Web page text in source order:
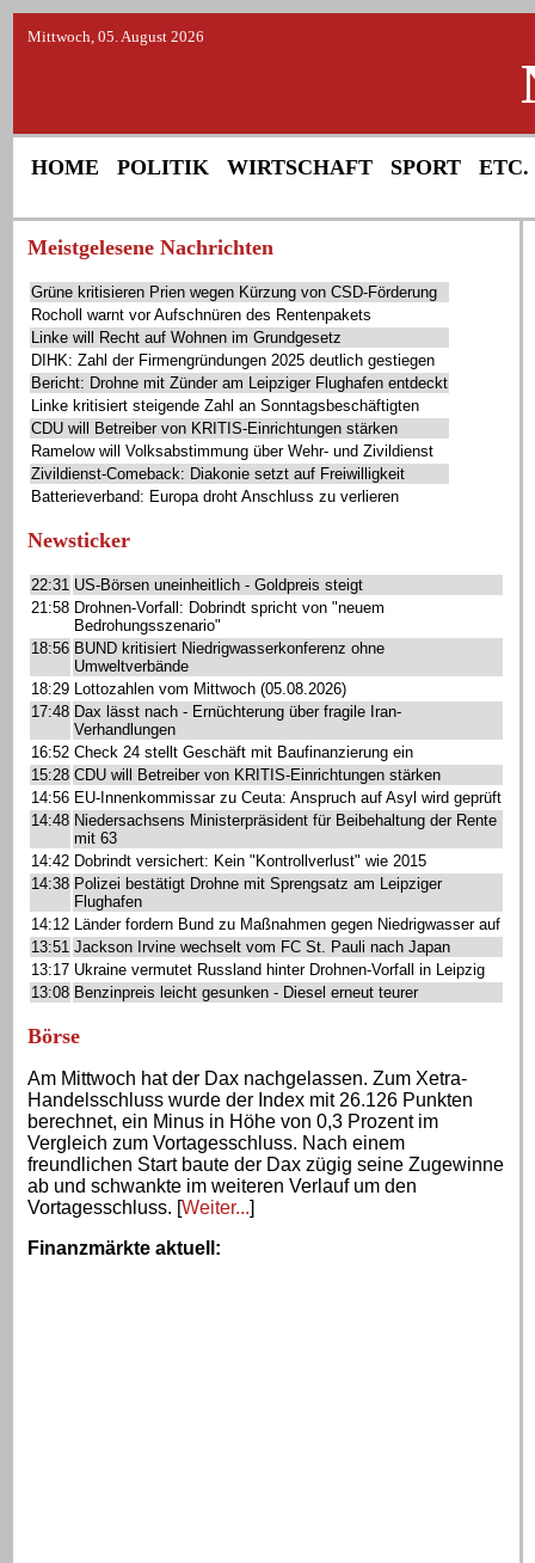
Mittwoch, 05. August 2026
HOME POLITIK WIRTSCHAFT SPORT ETC.
Meistgelesene Nachrichten
Grüne kritisieren Prien wegen Kürzung von CSD-Förderung
Rocholl warnt vor Aufschnüren des Rentenpakets
Linke will Recht auf Wohnen im Grundgesetz
DIHK: Zahl der Firmengründungen 2025 deutlich gestiegen
Bericht: Drohne mit Zünder am Leipziger Flughafen entdeckt
Linke kritisiert steigende Zahl an Sonntagsbeschäftigten
CDU will Betreiber von KRITIS-Einrichtungen stärken
Ramelow will Volksabstimmung über Wehr- und Zivildienst
Zivildienst-Comeback: Diakonie setzt auf Freiwilligkeit
Batterieverband: Europa droht Anschluss zu verlieren
Newsticker
22:31 US-Börsen uneinheitlich - Goldpreis steigt
21:58 Drohnen-Vorfall: Dobrindt spricht von "neuem
Bedrohungsszenario"
18:56 BUND kritisiert Niedrigwasserkonferenz ohne
Umweltverbände
18:29 Lottozahlen vom Mittwoch (05.08.2026)
17:48 Dax lässt nach - Ernüchterung über fragile Iran-
Verhandlungen
16:52 Check 24 stellt Geschäft mit Baufinanzierung ein
15:28 CDU will Betreiber von KRITIS-Einrichtungen stärken
14:56 EU-Innenkommissar zu Ceuta: Anspruch auf Asyl wird geprüft
14:48 Niedersachsens Ministerpräsident für Beibehaltung der Rente
mit 63
14:42 Dobrindt versichert: Kein "Kontrollverlust" wie 2015
14:38 Polizei bestätigt Drohne mit Sprengsatz am Leipziger
Flughafen
14:12 Länder fordern Bund zu Maßnahmen gegen Niedrigwasser auf
13:51 Jackson Irvine wechselt vom FC St. Pauli nach Japan
13:17 Ukraine vermutet Russland hinter Drohnen-Vorfall in Leipzig
13:08 Benzinpreis leicht gesunken - Diesel erneut teurer
Börse
Am Mittwoch hat der Dax nachgelassen. Zum Xetra-
Handelsschluss wurde der Index mit 26.126 Punkten
berechnet, ein Minus in Höhe von 0,3 Prozent im
Vergleich zum Vortagesschluss. Nach einem
freundlichen Start baute der Dax zügig seine Zugewinne
ab und schwankte im weiteren Verlauf um den
Vortagesschluss. [Weiter...]
Finanzmärkte aktuell :